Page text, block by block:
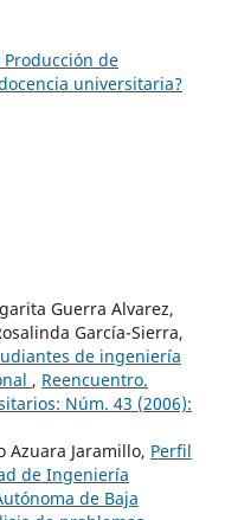
de
universitaria?
Guerra Alvarez,
García-Sierra,
de ingeniería
, Reencuentro.
Núm. 43 (2006):
Azuara Jaramillo, Perfil
de Ingeniería
de Baja